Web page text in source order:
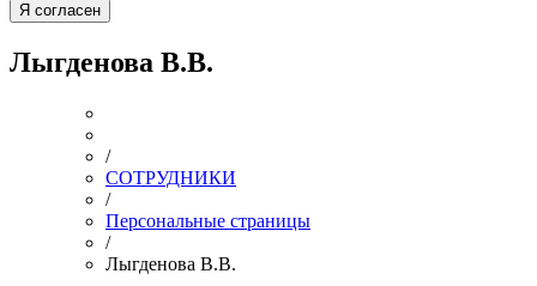
Я согласен
Лыгденова В.В.
/
СОТРУДНИКИ
/
Персональные страницы
/
Лыгденова В.В.